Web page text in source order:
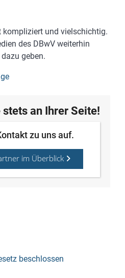
kompliziert und vielschichtig.
des DBwV weiterhin
geben.
an Ihrer Seite!
zu uns auf.
im Überblick
beschlossen